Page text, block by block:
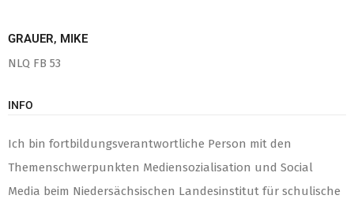
GRAUER, MIKE
NLQ FB 53
INFO
Ich bin fortbildungsverantwortliche Person mit den
Themenschwerpunkten Mediensozialisation und Social
Media beim Niedersächsischen Landesinstitut für schulische